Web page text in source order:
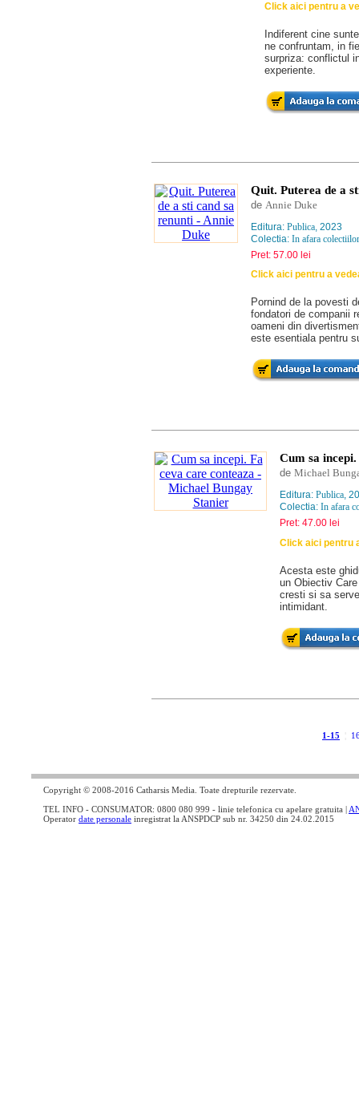
Click aici pentru a
Indiferent cine
ne confruntam, in
surpriza: conflictul
experiente.
Quit. Puterea de a
de Annie Duke
Editura: Publica, 2023
Colectia: In afara colectiilor
Pret: 57.00 lei
Click aici pentru a
Pornind de la povesti
fondatori de companii
oameni din
este esentiala pentru
Cum sa
de Michael
Editura: Publica,
Colectia: In afara
Pret: 47.00 lei
Click aici pentru
Acesta este
un Obiectiv
cresti si sa
intimidant.
1-15
Copyright © 2008-2016 Catharsis Media. Toate drepturile rezervate.
TEL INFO - CONSUMATOR: 0800 080 999 - linie telefonica cu apelare gratuita |
Operator date personale inregistrat la ANSPDCP sub nr. 34250 din 24.02.2015